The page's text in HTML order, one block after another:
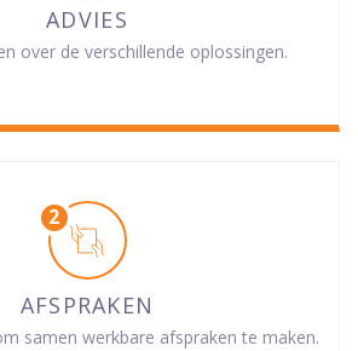
ADVIES
over de verschillende oplossingen.
AFSPRAKEN
samen werkbare afspraken te maken.